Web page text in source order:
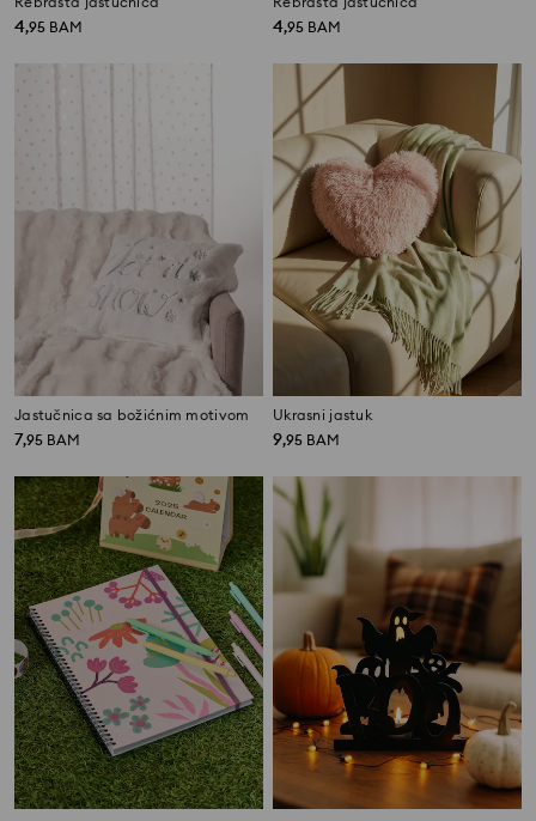
4,95 BAM 4,95 BAM
Jastučnica sa božićnim motivom
7,95 BAM
Ukrasni jastuk
9,95 BAM